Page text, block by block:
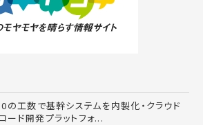
の工数で基幹システムを内製化・クラウド
ード開発プラットフォ...